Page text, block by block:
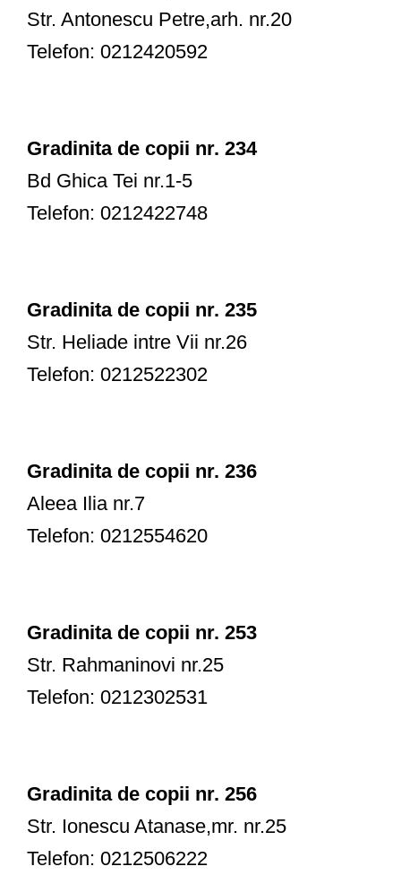
Str. Antonescu Petre,arh. nr.20
Telefon: 0212420592
Gradinita de copii nr. 234
Bd Ghica Tei nr.1-5
Telefon: 0212422748
Gradinita de copii nr. 235
Str. Heliade intre Vii nr.26
Telefon: 0212522302
Gradinita de copii nr. 236
Aleea Ilia nr.7
Telefon: 0212554620
Gradinita de copii nr. 253
Str. Rahmaninovi nr.25
Telefon: 0212302531
Gradinita de copii nr. 256
Str. Ionescu Atanase,mr. nr.25
Telefon: 0212506222